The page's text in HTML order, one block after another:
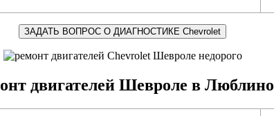
ЗАДАТЬ ВОПРОС О ДИАГНОСТИКЕ Chevrolet
двигателей Шевроле в Люблино